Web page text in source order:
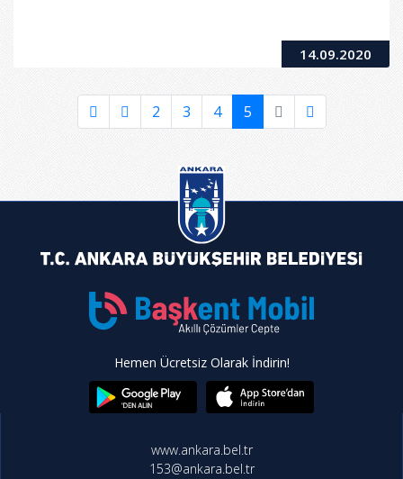
14.09.2020
2 3 4 5
Hemen Ücretsiz Olarak İndirin!
www.ankara.bel.tr
153@ankara.bel.tr